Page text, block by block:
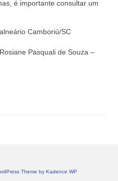
é importante consultar um
Camboriú/SC
Pasquali de Souza –
Theme by Kadence WP